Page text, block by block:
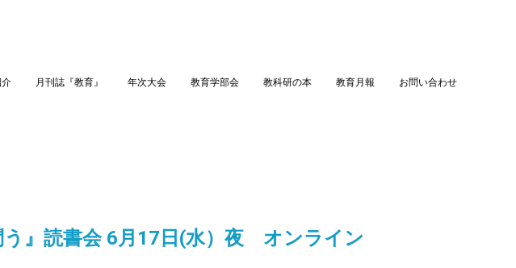
月刊誌『教育』 年次大会 教育学部会 教科研の本 教育月報 お問い合わせ
う』読書会 6月17日(水）夜 オンライン